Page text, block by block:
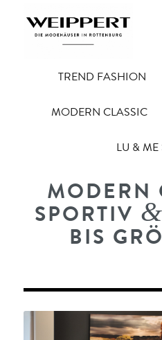
TREND FASHION
MODERN CLASSIC
LU & ME
MODERN
SPORTIV &
BIS